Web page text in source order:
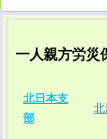
一人親方労災
北日本支
部
北